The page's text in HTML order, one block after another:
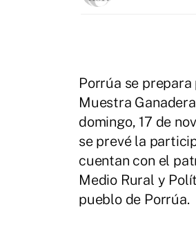
Porrúa se
Muestra
domingo, 17 de
se prevé la
cuentan con el
Medio Rural y
pueblo de Porrúa.